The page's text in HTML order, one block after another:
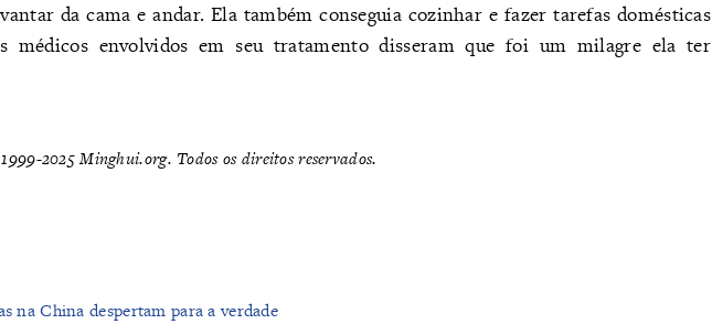
da cama e andar. Ela também conseguia cozinhar e fazer tarefas domésticas
médicos envolvidos em seu tratamento disseram que foi um milagre ela ter
2025 Minghui.org. Todos os direitos reservados.
na China despertam para a verdade